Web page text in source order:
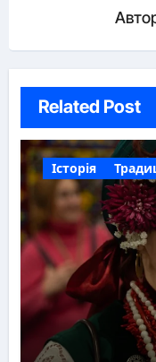
Related Post
Історія